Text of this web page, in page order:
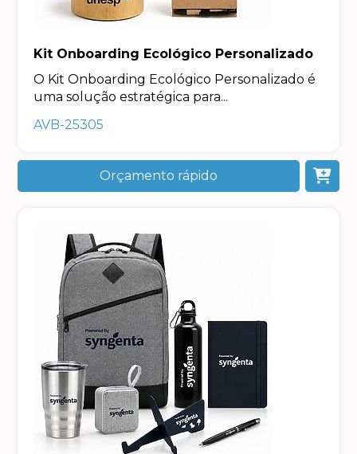
Kit Onboarding Ecológico Personalizado
O Kit Onboarding Ecológico Personalizado é
uma solução estratégica para...
AVB-25305
Orçamento rápido